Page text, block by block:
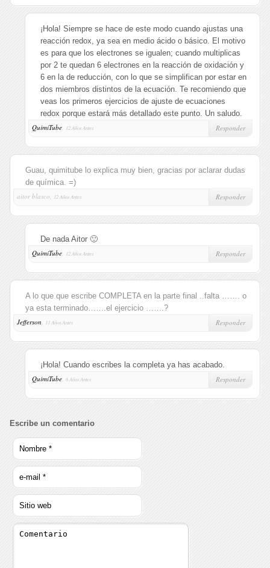
¡Hola! Siempre se hace de este modo cuando ajustas una
reacción redox, ya sea en medio ácido o básico. El motivo
es para que los electrones se igualen; cuando multiplicas
por 2 te quedan 6 electrones en la reacción de oxidación y
6 en la de reducción, con lo que se simplifican por estar en
dos miembros distintos de la ecuación. Te recomiendo que
veas los primeros ejercicios de ajuste de ecuaciones
redox porque estará más detallado este punto. Un saludo.
QuimiTube, 12 Años Antes Responder
Guau, quimitube lo explica muy bien, gracias por aclarar dudas
de química. =)
aitor blasco,
12 Años Antes Responder
De nada Aitor 🙂
QuimiTube, 12 Años Antes Responder
A lo que que escribe COMPLETA en la parte final ..falta ……. o
ya esta terminado…….el ejercicio …….?
Jefferson, 11 Años Antes Responder
¡Hola! Cuando escribes la completa ya has acabado.
QuimiTube, 6 Años Antes Responder
Escribe un comentario